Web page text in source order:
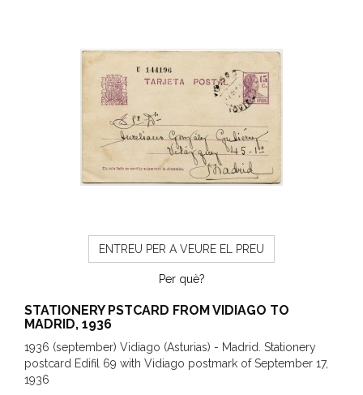
ENTREU PER A VEURE EL PREU
Per què?
STATIONERY PSTCARD FROM VIDIAGO TO
MADRID, 1936
1936 (september) Vidiago (Asturias) - Madrid. Stationery
postcard Edifil 69 with Vidiago postmark of September 17,
1936